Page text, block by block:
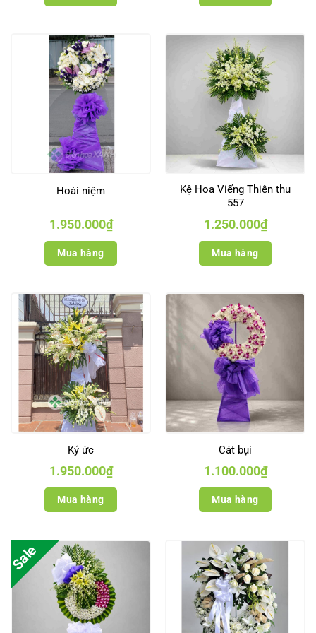
Hoài niệm
1.950.000₫
Mua hàng
Kệ Hoa Viếng Thiên thu
557
1.250.000₫
Mua hàng
Ký ức
1.950.000₫
Mua hàng
Cát bụi
1.100.000₫
Mua hàng
Sale